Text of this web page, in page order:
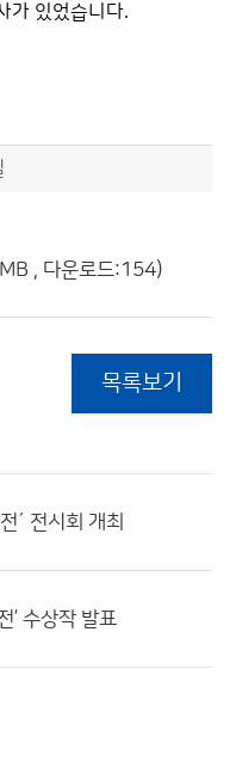
가 있었습니다.
, 다운로드:154)
목록보기
´ 전시회 개최
’ 수상작 발표